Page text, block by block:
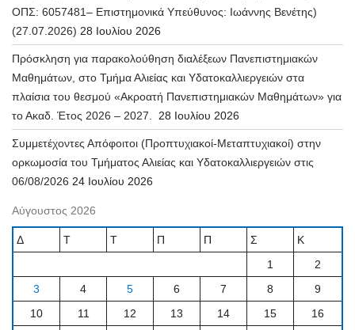
ΟΠΣ: 6057481– Επιστημονικά Υπεύθυνος: Ιωάννης Βενέτης)
(27.07.2026) 28 Ιουλίου 2026
Πρόσκληση για παρακολούθηση διαλέξεων Πανεπιστημιακών
Μαθημάτων, στο Τμήμα Αλιείας και Υδατοκαλλιεργειών στα
πλαίσια του θεσμού «Ακροατή Πανεπιστημιακών Μαθημάτων» για
το Ακαδ. Έτος 2026 – 2027.
28 Ιουλίου 2026
Συμμετέχοντες Απόφοιτοι (Προπτυχιακοί-Μεταπτυχιακοί) στην
ορκωμοσία του Τμήματος Αλιείας και Υδατοκαλλιεργειών στις
06/08/2026 24 Ιουλίου 2026
Αύγουστος 2026
Δ Τ Τ Π Π Σ
Κ
1
2
3
4 5 6 7 8
9
10
11 12 13 14 15
16